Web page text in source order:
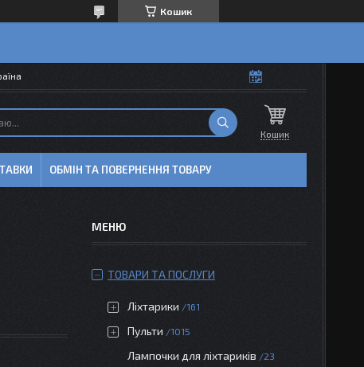
Кошик
Кошик
ОБМІН ТА ПОВЕРНЕННЯ ТОВАРУ
ТОВАРИ ТА ПОСЛУГИ
Ліхтарики 161
Пульти 1015
Лампочки для ліхтариків 23